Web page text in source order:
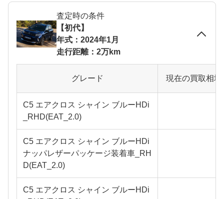
査定時の条件
【初代】
年式：2024年1月
走行距離：2万km
グレード 現在の買取相
C5 エアクロス シャイン ブルーHDi
_RHD(EAT_2.0)
C5 エアクロス シャイン ブルーHDi
ナッパレザーパッケージ装着車_RH
D(EAT_2.0)
C5 エアクロス シャイン ブルーHDi